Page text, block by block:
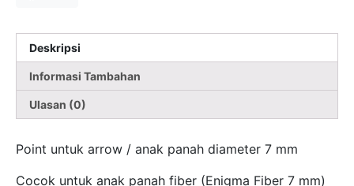
Deskripsi
Informasi Tambahan
Ulasan (0)
Point untuk arrow / anak panah diameter 7 mm
Cocok untuk anak panah fiber (Enigma Fiber 7 mm)